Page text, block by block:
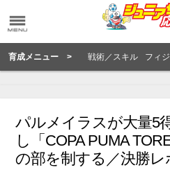
育成メニュー > 戦術／スキル フィ
パルメイラスが大量5
し「COPA PUMA
の部を制する／決勝レ